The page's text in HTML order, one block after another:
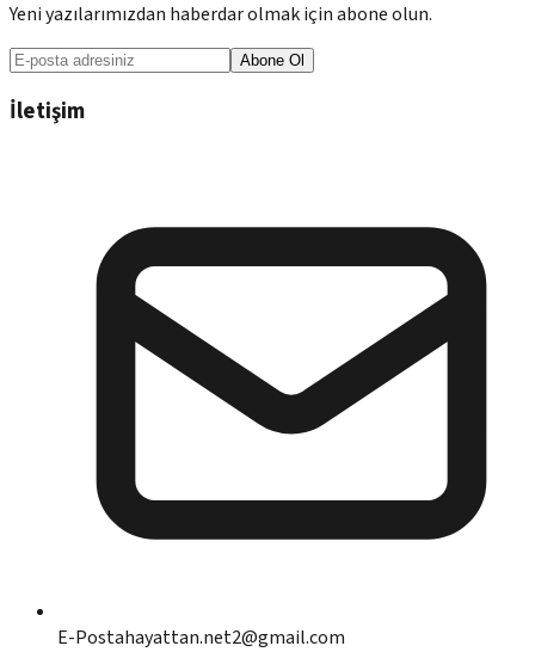
Yeni yazılarımızdan haberdar olmak için abone olun.
Abone Ol
İletişim
E-Postahayattan.net2@gmail.com